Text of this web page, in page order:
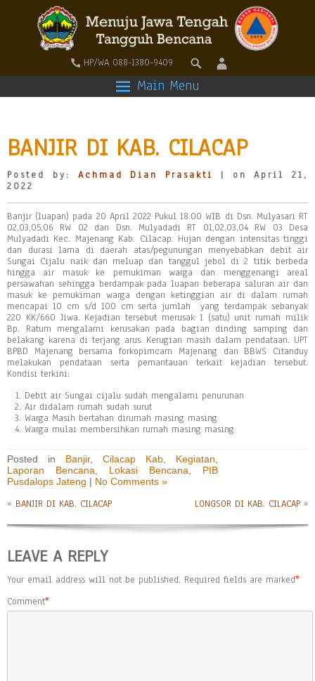
HP/WA 088-1380-9409
Main Menu
BANJIR DI KAB. CILACAP
Posted by: Achmad Dian Prasakti
| on April 21,
2022
Banjir (luapan) pada 20 April 2022 Pukul 18.00 WIB di Dsn. Mulyasari RT
02,03,05,06 RW 02 dan Dsn. Mulyadadi RT 01,02,03,04 RW 03 Desa
Mulyadadi Kec. Majenang Kab. Cilacap. Hujan dengan intensitas tinggi
dan durasi lama di daerah atas/pegunungan menyebabkan debit air
Sungai Cijalu naik dan meluap dan tanggul jebol di 2 titik berbeda
hingga air masuk ke pemukiman warga dan menggenangi areal
persawahan sehingga berdampak pada luapan beberapa saluran air dan
masuk ke pemukiman warga dengan ketinggian air di dalam rumah
mencapai 10 cm s/d 100 cm serta jumlah yang terdampak sebanyak
220 KK/660 Jiwa. Kejadian tersebut merusak 1 (satu) unit rumah milik
Bp. Ratum mengalami kerusakan pada bagian dinding samping dan
belakang karena di terjang arus. Kerugian masih dalam pendataan. UPT
BPBD Majenang bersama forkopimcam Majenang dan BBWS Citanduy
melakukan pendataan serta pemantauan terkait kejadian tersebut.
Kondisi terkini:
Debit air Sungai cijalu sudah mengalami penurunan
Air didalam rumah sudah surut
Warga Masih bertahan dirumah masing masing
Warga mulai membersihkan rumah masing masing
Posted in Banjir, Cilacap Kab, Kegiatan
Laporan Bencana
Lokasi Bencana
PIB
Pusdalops Jateng | No Comments »
« BANJIR DI KAB. CILACAP LONGSOR DI KAB. CILACAP »
LEAVE A REPLY
Your email address will not be published. Required fields are marked*
Comment*